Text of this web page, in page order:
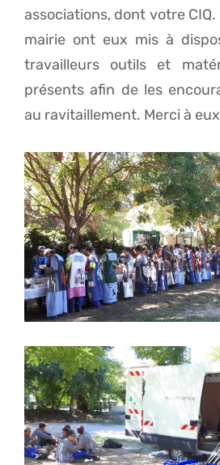
associations, dont votre
mairie ont eux mis à
travailleurs outils et
présents afin de les
au ravitaillement. Merci à